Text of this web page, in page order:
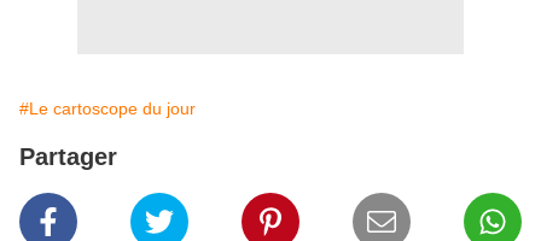
#Le cartoscope du jour
Partager